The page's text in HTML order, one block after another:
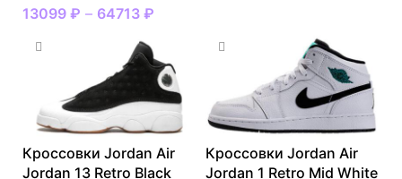
13099 ₽ – 64713 ₽
Кроссовки Jordan Air
Jordan 13 Retro Black
Кроссовки Jordan Air
Jordan 1 Retro Mid White